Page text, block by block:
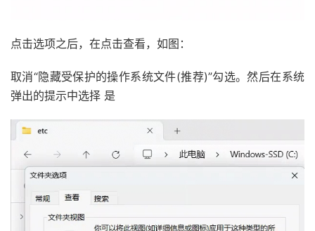
点击选项之后，在点击查看，如图：
取消“隐藏受保护的操作系统文件(推荐)”勾选。然后在系统
弹出的提示中选择 是